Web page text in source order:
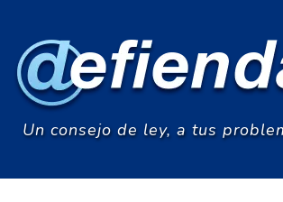
contenido
Un consejo de ley, a tus